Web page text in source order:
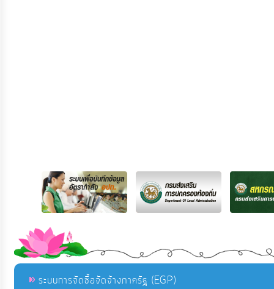
ระบบการจัดซื้อจัดจ้างภาครัฐ (EGP)